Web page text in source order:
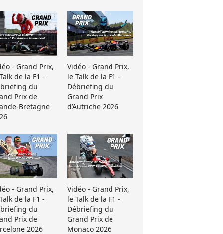
- Grand Prix,
de la F1 -
du
Prix de
Bretagne
Vidéo - Grand Prix,
le Talk de la F1 -
Débriefing du
Grand Prix
d’Autriche 2026
- Grand Prix,
de la F1 -
du
Prix de
2026
Vidéo - Grand Prix,
le Talk de la F1 -
Débriefing du
Grand Prix de
Monaco 2026